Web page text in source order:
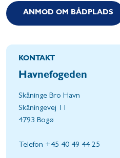
ANMOD OM BÅDPLADS
KONTAKT
Havnefogeden
Skåninge Bro Havn
Skåningevej 11
4793 Bogø
Telefon +45 40 49 44 25